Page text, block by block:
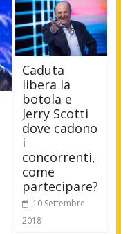
Caduta
libera la
botola e
Jerry Scotti
dove cadono
i
concorrenti,
come
partecipare?
10 Settembre
2018